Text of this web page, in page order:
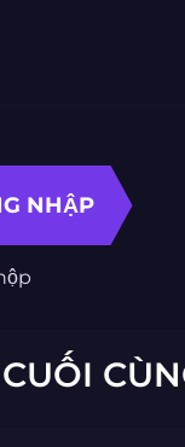
NHẬP